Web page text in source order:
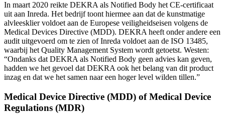
In maart 2020 reikte DEKRA als Notified Body het CE-certificaat
uit aan Inreda. Het bedrijf toont hiermee aan dat de kunstmatige
alvleesklier voldoet aan de Europese veiligheidseisen volgens de
Medical Devices Directive (MDD). DEKRA heeft onder andere een
audit uitgevoerd om te zien of Inreda voldoet aan de ISO 13485,
waarbij het Quality Management System wordt getoetst. Westen:
“Ondanks dat DEKRA als Notified Body geen advies kan geven,
hadden we het gevoel dat DEKRA ook het belang van dit product
inzag en dat we het samen naar een hoger level wilden tillen.”
Medical Device Directive (MDD) of Medical Device
Regulations (MDR)